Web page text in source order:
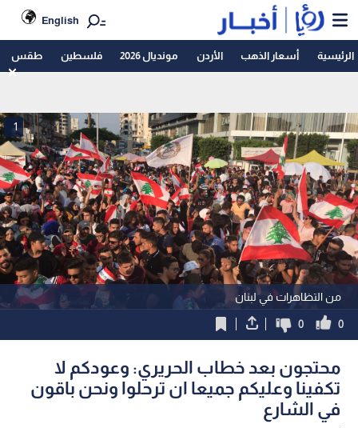
English
الرئيسية أسعار الذهب الأردن مونديال 2026 فلسطين طقس
من التظاهرات في لبنان
1
0
0
محتجون بعد خطاب الحريري: وعودكم لا
تكفينا وعليكم جميعا ان ترحلوا ونحن باقون
في الشارع